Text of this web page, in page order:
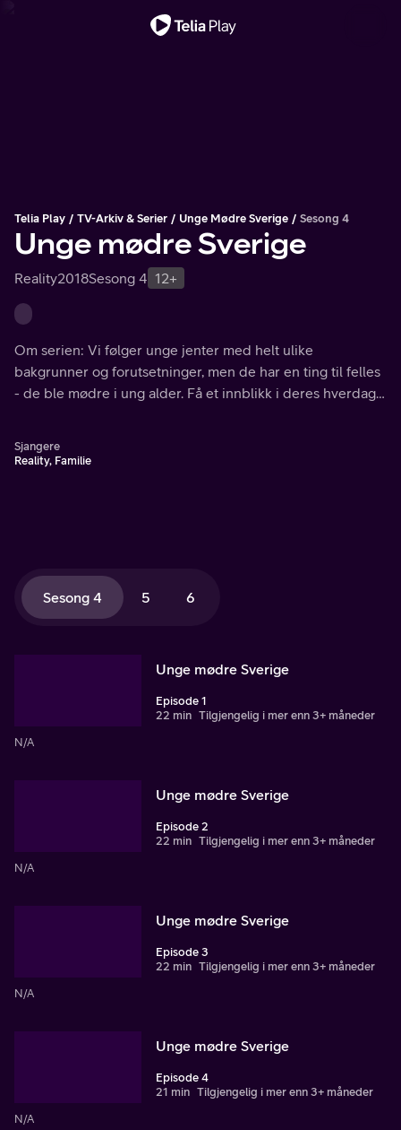
Telia Play TV-Arkiv & Serier Unge Mødre Sverige Sesong 4
Unge mødre Sverige
Reality2018Sesong 4 12+
Om serien: Vi følger unge jenter med helt ulike
bakgrunner og forutsetninger, men de har en ting til felles
- de ble mødre i ung alder. Få et innblikk i deres hverdag
Sjangere
Reality, Familie
Sesong 4 5 6
Unge mødre Sverige
Episode 1
22 min Tilgjengelig i mer enn 3+ måneder
N/A
Unge mødre Sverige
Episode 2
22 min Tilgjengelig i mer enn 3+ måneder
N/A
Unge mødre Sverige
Episode 3
22 min Tilgjengelig i mer enn 3+ måneder
N/A
Unge mødre Sverige
Episode 4
21 min Tilgjengelig i mer enn 3+ måneder
N/A